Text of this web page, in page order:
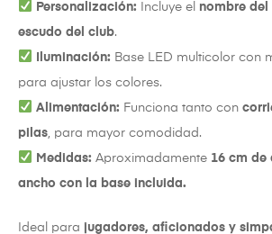
Personalización: Incluye el nombre
escudo del club.
Iluminación: Base LED multicolor con
para ajustar los colores.
Alimentación: Funciona tanto con
pilas, para mayor comodidad.
Medidas: Aproximadamente 16 cm de
ancho con la base incluida.
Ideal para jugadores, aficionados y